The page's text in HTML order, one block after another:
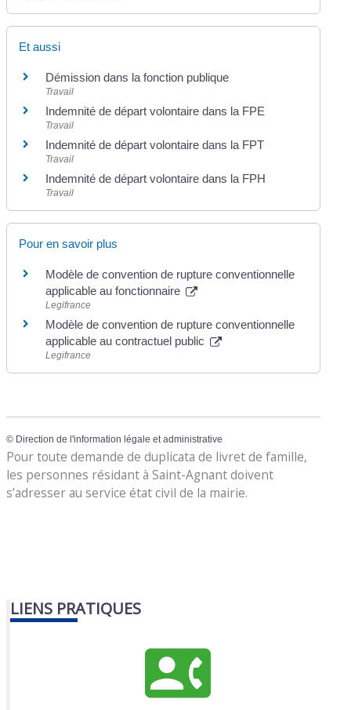
Et aussi
Démission dans la fonction publique
Travail
Indemnité de départ volontaire dans la FPE
Travail
Indemnité de départ volontaire dans la FPT
Travail
Indemnité de départ volontaire dans la FPH
Travail
Pour en savoir plus
Modèle de convention de rupture conventionnelle
applicable au fonctionnaire
Legifrance
Modèle de convention de rupture conventionnelle
applicable au contractuel public
Legifrance
© Direction de l'information légale et administrative
Pour toute demande de duplicata de livret de famille,
les personnes résidant à Saint-Agnant doivent
s’adresser au service état civil de la mairie.
LIENS PRATIQUES